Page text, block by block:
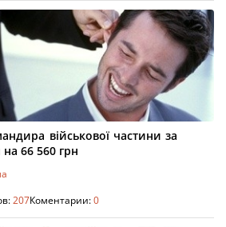
військової частини за
66 560 грн
207Коментарии:0